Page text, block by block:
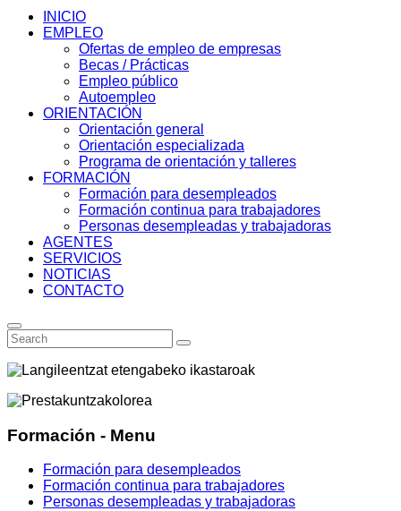
INICIO
EMPLEO
Ofertas de empleo de empresas
Becas / Prácticas
Empleo público
Autoempleo
ORIENTACIÓN
Orientación general
Orientación especializada
Programa de orientación y talleres
FORMACIÓN
Formación para desempleados
Formación continua para trabajadores
Personas desempleadas y trabajadoras
AGENTES
SERVICIOS
NOTICIAS
CONTACTO
Formación - Menu
Formación para desempleados
Formación continua para trabajadores
Personas desempleadas y trabajadoras